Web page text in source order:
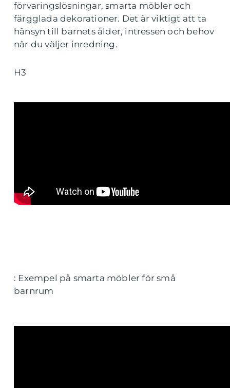
förvaringslösningar, smarta möbler och
färgglada dekorationer. Det är viktigt att ta
hänsyn till barnets ålder, intressen och behov
när du väljer inredning.
H3
: Exempel på smarta möbler för små
barnrum